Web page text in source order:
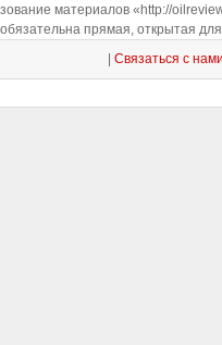
материалов «http://
прямая, открытая
Связаться с